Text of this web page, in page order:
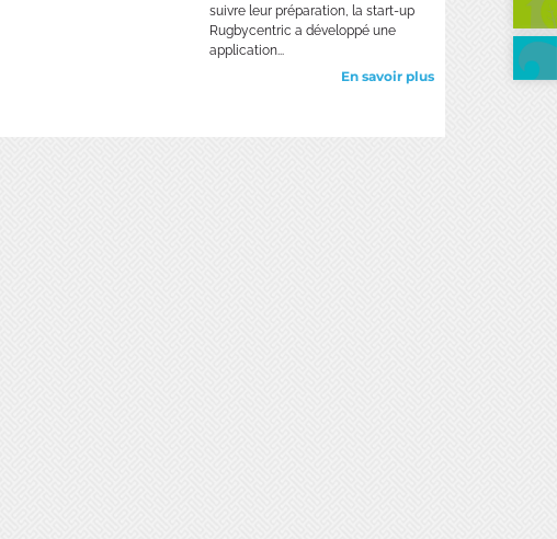
suivre leur préparation, la start-up
Rugbycentric a développé une
application...
En savoir plus